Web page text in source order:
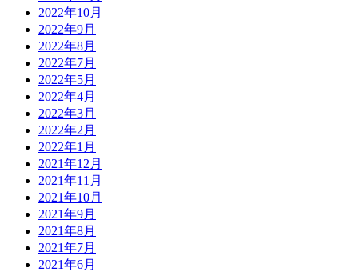
2022年10月
2022年9月
2022年8月
2022年7月
2022年5月
2022年4月
2022年3月
2022年2月
2022年1月
2021年12月
2021年11月
2021年10月
2021年9月
2021年8月
2021年7月
2021年6月